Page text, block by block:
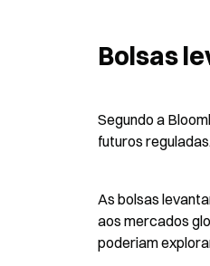
Bolsas
Segundo a
futuros
As bolsas
aos mercados
poderiam